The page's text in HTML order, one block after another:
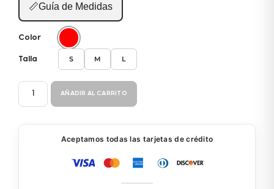
📏Guía de Medidas
Color
Talla S M L
CONJUNTO
8844
AÑADIR AL CARRITO
Aceptamos todas las tarjetas de crédito